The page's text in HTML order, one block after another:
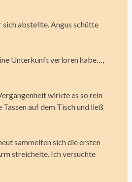
sich abstellte. Angus schütte
Unterkunft verloren habe…,
wirkte es so rein
auf dem Tisch und ließ
sammelten sich die ersten
streichelte. Ich versuchte